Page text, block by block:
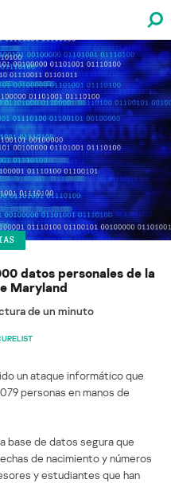
datos personales de la
Maryland
de un minuto
un ataque informático que
personas en manos de
base de datos segura que
de nacimiento y números
y estudiantes que han